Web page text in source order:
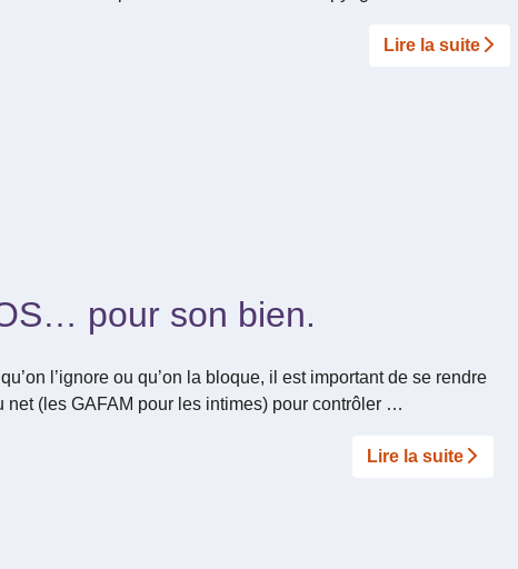
Lire la suite­­
pour son bien.
l’ignore ou qu’on la bloque, il est important de se rendre
(les GAFAM pour les intimes) pour contrôler …
Lire la suite­­